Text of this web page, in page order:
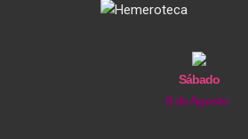
Sábado
8 de Agosto